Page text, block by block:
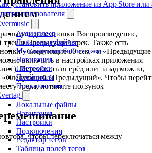
установить приложение из App Store
пользователя
Аудиоплеер
Локальные файлы
Музыкальная библиотека
Навигация
Настройки
Плейлисты
Подключения
Локальные файлы
Навигация
Настройки
Подключения
Редактор тегов
Таблица полей тегов
вы увидите кнопки Воспроизведение,
и Предыдущий трек. Также есть
«Следующие 30 сек.» и «Предыдущие
включить в настройках приложения
Перемотать вперёд или назад можно,
«Следующий / Предыдущий». Чтобы
трека, потяните ползунок
чтобы переключаться между